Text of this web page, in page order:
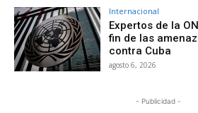
Internacional
Expertos de la
fin de las
contra Cuba
agosto 6, 2026
- Publicidad -